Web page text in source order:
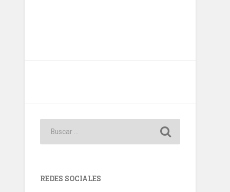
REDES SOCIALES